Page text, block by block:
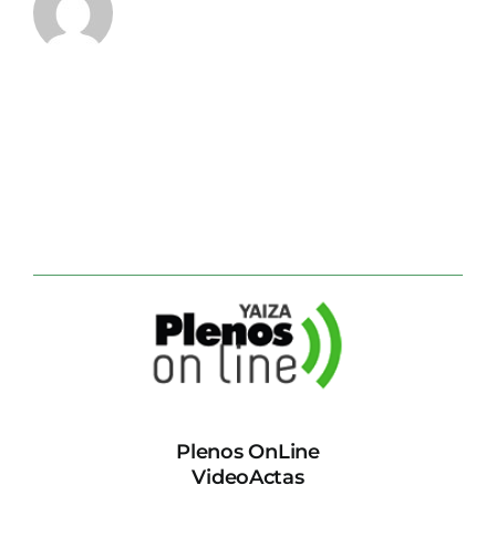
Plenos OnLine
VideoActas